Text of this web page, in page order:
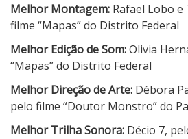
Melhor Montagem: Rafael Lobo e
filme “Mapas” do Distrito Federal
Melhor Edição de Som:Olivia
“Mapas” do Distrito Federal
Melhor Direção de Arte: Débora
pelo filme “Doutor Monstro” do
Melhor Trilha Sonora: Décio 7,